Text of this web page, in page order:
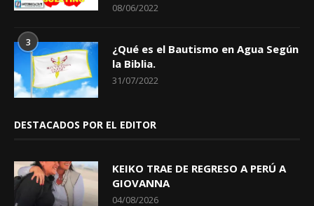
08/06/2022
3
¿Qué es el Bautismo en Agua Según
la Biblia.
31/07/2022
DESTACADOS POR EL EDITOR
KEIKO TRAE DE REGRESO A PERÚ A
GIOVANNA
04/08/2026